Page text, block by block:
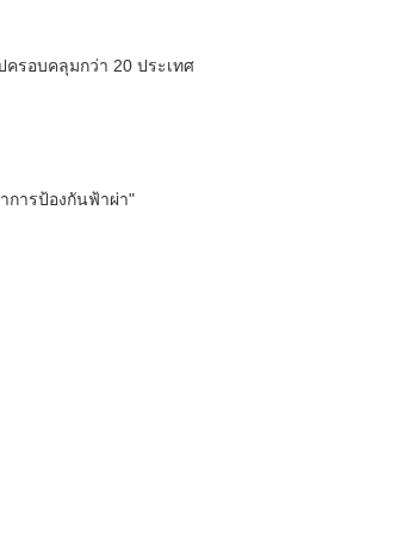
รอบคลุมกว่า 20 ประเทศ
ารป้องกันฟ้าผ่า"